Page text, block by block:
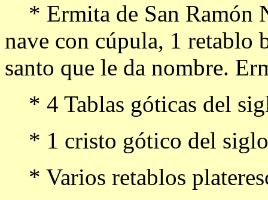
* Ermita de San Ramón
nave con cúpula, 1 retablo
santo que le da nombre.
* 4 Tablas góticas del
* 1 cristo gótico del
* Varios retablos